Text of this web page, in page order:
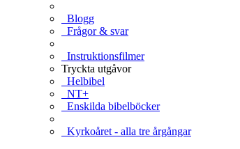
Blogg
Frågor & svar
Instruktionsfilmer
Tryckta utgåvor
Helbibel
NT+
Enskilda bibelböcker
Kyrkoåret - alla tre årgångar